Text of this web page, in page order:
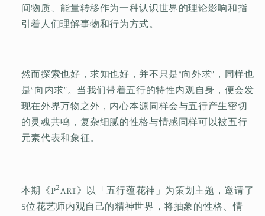
间物质、能量转移作为一种认识世界的理论影响和指
引着人们理解事物和行为方式。
然而探索也好，求知也好，并不只是“向外求”，同样也
是“向内求”。当我们带着五行的特性内观自身，便会发
现在外界万物之外，内心本源同样会与五行产生密切
的灵魂共鸣，复杂细腻的性格与情感同样可以被五行
元素代表和象征。
本期《P2ART》以「五行蕴花神」为策划主题，邀请了
5位花艺师内观自己的精神世界，将抽象的性格、情